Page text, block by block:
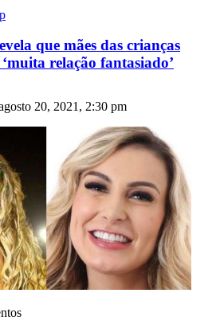
que mães das crianças
relação fantasiado’
20, 2021, 2:30 pm